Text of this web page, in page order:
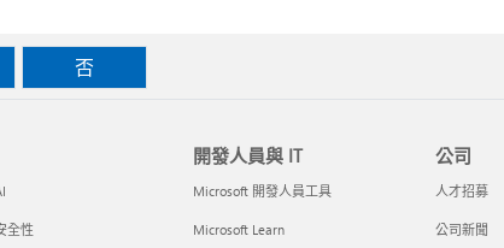
否
全性
開發人員與 IT
Microsoft 開發人員工具
Microsoft Learn
公司
人才招募
公司新聞